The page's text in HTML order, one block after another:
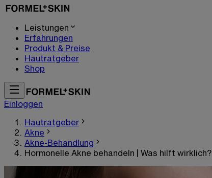
Leistungen
Erfahrungen
Produkt & Preise
Hautratgeber
Shop
Einloggen
Hautratgeber
Akne
Akne-Behandlung
Hormonelle Akne behandeln | Was hilft wirklich?